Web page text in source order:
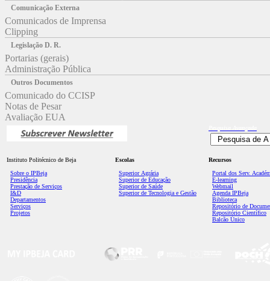
Comunicação Externa
Comunicados de Imprensa
Clipping
Legislação D. R.
Portarias (gerais)
Administração Pública
Outros Documentos
Comunicado do CCISP
Notas de Pesar
Avaliação EUA
Instituto Politécnico de Beja
Sobre o IPBeja
Presidência
Prestação de Serviços
I&D
Departamentos
Serviços
Projetos
Escolas
Superior Agrária
Superior de Educação
Superior de Saúde
Superior de Tecnologia e Gestão
Recursos
Portal dos Serv.
E-learning
Webmail
Agenda IPBeja
Biblioteca
Repositório de
Repositório Científico
Balcão Único